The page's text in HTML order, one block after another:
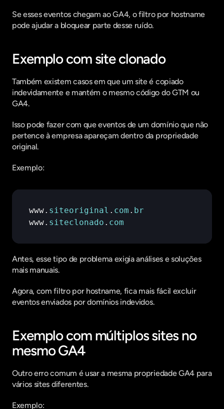
Se esses eventos chegam ao GA4, o filtro por hostname
pode ajudar a bloquear parte desse ruído.
Exemplo com site clonado
Também existem casos em que um site é copiado
indevidamente e mantém o mesmo código do GTM ou
GA4.
Isso pode fazer com que eventos de um domínio que não
pertence à empresa apareçam dentro da propriedade
original.
Exemplo:
www. siteoriginal . com . br
www. siteclonado . com
Antes, esse tipo de problema exigia análises e soluções
mais manuais.
Agora, com filtro por hostname, fica mais fácil excluir
eventos enviados por domínios indevidos.
Exemplo com múltiplos sites no
mesmo GA4
Outro erro comum é usar a mesma propriedade GA4 para
vários sites diferentes.
Exemplo: